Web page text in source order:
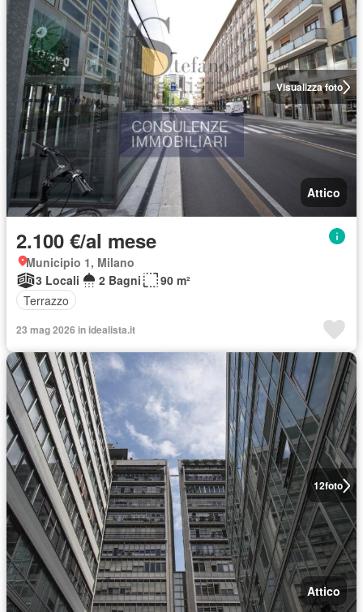
Visualizza foto
Attico
2.100 €/al mese
Municipio 1, Milano
3 Locali
2 Bagni
90 m²
Terrazzo
23 mag 2026 in idealista.it
12foto
Attico